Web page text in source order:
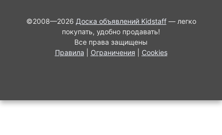
©2008—2026 Доска объявлений Kidstaff— легко
покупать, удобно продавать!
Все права защищены
Правила
Ограничения Cookies